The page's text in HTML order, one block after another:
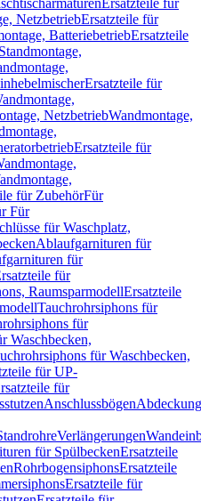
Ersatzteile für
NetzbetriebErsatzteile für
BatteriebetriebErsatzteile
Standmontage,
Ersatzteile für
NetzbetriebWandmontage,
Ersatzteile für
für ZubehörFür
Für
für Waschplatz,
Ablaufgarnituren für
für
für
RaumsparmodellErsatzteile
Tauchrohrsiphons für
für
Waschbecken,
für Waschbecken,
für UP-
für
Anschlussbögen
Verlängerungen
für SpülbeckenErsatzteile
RohrbogensiphonsErsatzteile
Ersatzteile für